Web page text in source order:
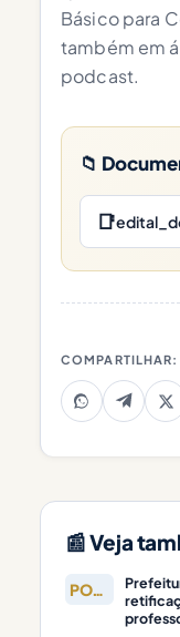
Básico para
também em
podcast.
📁
📑
COMPARTILHAR:
📰 Veja
PONTALINDA